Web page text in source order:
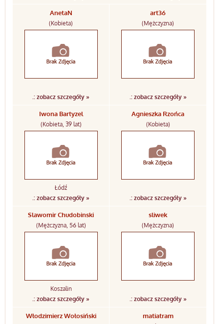
AnetaN
(Kobieta)
.: zobacz szczegóły »
art36
(Mężczyzna)
.: zobacz szczegóły »
Iwona Bartyzel
(Kobieta, 39 lat)
Łódź
.: zobacz szczegóły »
Agnieszka Rzońca
(Kobieta)
.: zobacz szczegóły »
Slawomir Chudobinski
(Mężczyzna, 56 lat)
Koszalin
.: zobacz szczegóły »
sliwek
(Mężczyzna)
.: zobacz szczegóły »
Włodzimierz Wołosiński matiatram